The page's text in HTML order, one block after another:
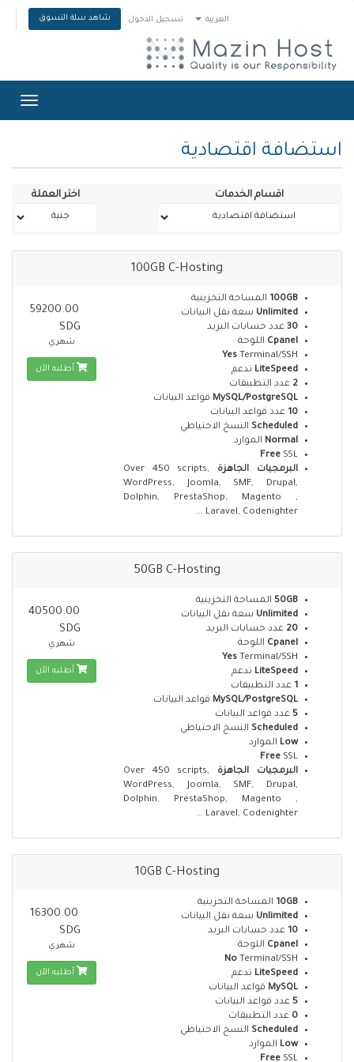
العربية تسجيل الدخول شاهد سلة التسوق
استضافة اقتصادية
اقسام الخدمات اختر العملة
100GB C-Hosting
100GB المساحة التخزينية
Unlimited سعة نقل البيانات
30 عدد حسابات البريد
Cpanel اللوحة
Yes Terminal/SSH
LiteSpeed تدعم
2 عدد التطبيقات
MySQL/PostgreSQL قواعد البيانات
10 عدد قواعد البيانات
Scheduled النسخ الاحتياطي
Normal الموارد
Free SSL
البرمجيات الجاهزة
Over 450 scripts,
WordPress, Joomla, SMF, Drupal,
Dolphin, PrestaShop, Magento ,
Laravel, Codenighter ...
59200.00
SDG
شهري
أطلبه الآن
50GB C-Hosting
50GB المساحة التخزينية
Unlimited سعة نقل البيانات
20 عدد حسابات البريد
Cpanel اللوحة
Yes Terminal/SSH
LiteSpeed تدعم
1 عدد التطبيقات
MySQL/PostgreSQL قواعد البيانات
5 عدد قواعد البيانات
Scheduled النسخ الاحتياطي
Low الموارد
Free SSL
البرمجيات الجاهزة
Over 450 scripts,
WordPress, Joomla, SMF, Drupal,
Dolphin, PrestaShop, Magento ,
Laravel, Codenighter ...
40500.00
SDG
شهري
أطلبه الآن
10GB C-Hosting
10GB المساحة التخزينية
Unlimited سعة نقل البيانات
10 عدد حسابات البريد
Cpanel اللوحة
No Terminal/SSH
LiteSpeed تدعم
MySQL قواعد البيانات
5 عدد قواعد البيانات
0 عدد التطبيقات
Scheduled النسخ الاحتياطي
Low الموارد
Free SSL
16300.00
SDG
شهري
أطلبه الآن